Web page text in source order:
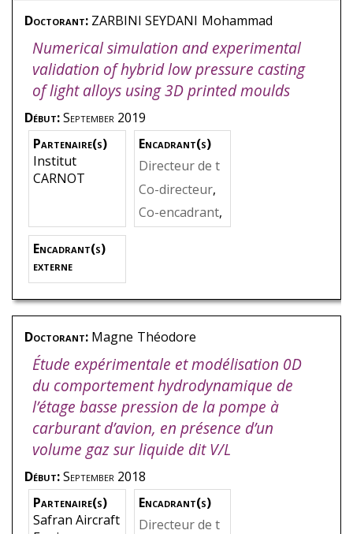
Doctorant: ZARBINI SEYDANI Mohammad
Numerical simulation and experimental
validation of hybrid low pressure casting
of light alloys using 3D printed moulds
Début:September 2019
Partenaire(s)
Institut
CARNOT
Encadrant(s)
Directeur de t
hèse,EL MAN
SORI
Co-directeur,
KHELLADI,So
fiane
Co-encadrant,
BEDEL
Encadrant(s)
externe
Doctorant: Magne Théodore
Étude expérimentale et modélisation 0D
du comportement hydrodynamique de
l’étage basse pression de la pompe à
carburant d’avion, en présence d’un
volume gaz sur liquide dit V/L
Début:September 2018
Partenaire(s)
Safran Aircraft
Encadrant(s)
Directeur de t